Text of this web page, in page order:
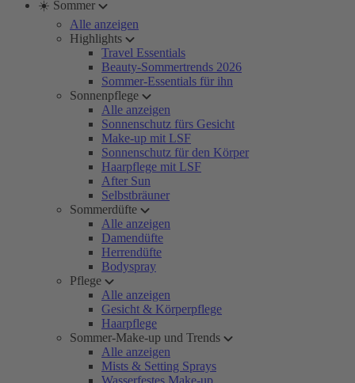
☀️ Sommer
Alle anzeigen
Highlights
Travel Essentials
Beauty-Sommertrends 2026
Sommer-Essentials für ihn
Sonnenpflege
Alle anzeigen
Sonnenschutz fürs Gesicht
Make-up mit LSF
Sonnenschutz für den Körper
Haarpflege mit LSF
After Sun
Selbstbräuner
Sommerdüfte
Alle anzeigen
Damendüfte
Herrendüfte
Bodyspray
Pflege
Alle anzeigen
Gesicht & Körperpflege
Haarpflege
Sommer-Make-up und Trends
Alle anzeigen
Mists & Setting Sprays
Wasserfestes Make-up